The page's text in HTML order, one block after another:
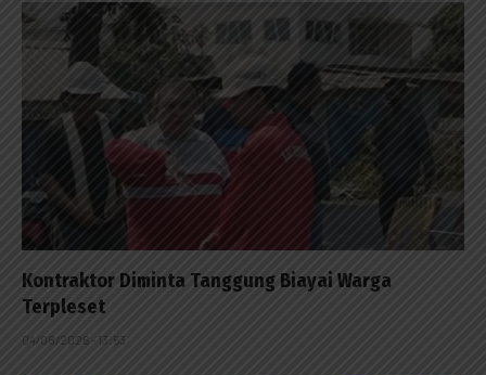
Kontraktor Diminta Tanggung Biayai Warga
Terpleset
04/08/2026 - 13:53